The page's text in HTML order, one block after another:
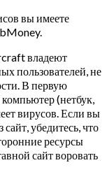
вы имеете
владеют
пользователей, не
В первую
компьютер (нетбук,
вирусов. Если вы
убедитесь, что
ресурсы
сайт воровать